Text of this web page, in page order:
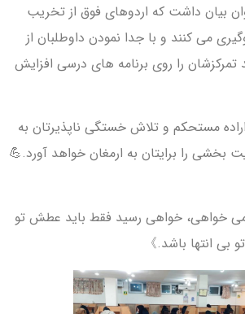
بیان داشت که اردوهای فوق از تخریب
می کنند و با جدا نمودن داوطلبان از
را روی برنامه های درسی افزایش
مستحکم و تلاش خستگی ناپذیرتان به
بخشی را برایتان به ارمغان خواهد آورد.💪
می خواهی، خواهی رسید فقط باید عطش تو
بی انتها باشد.》